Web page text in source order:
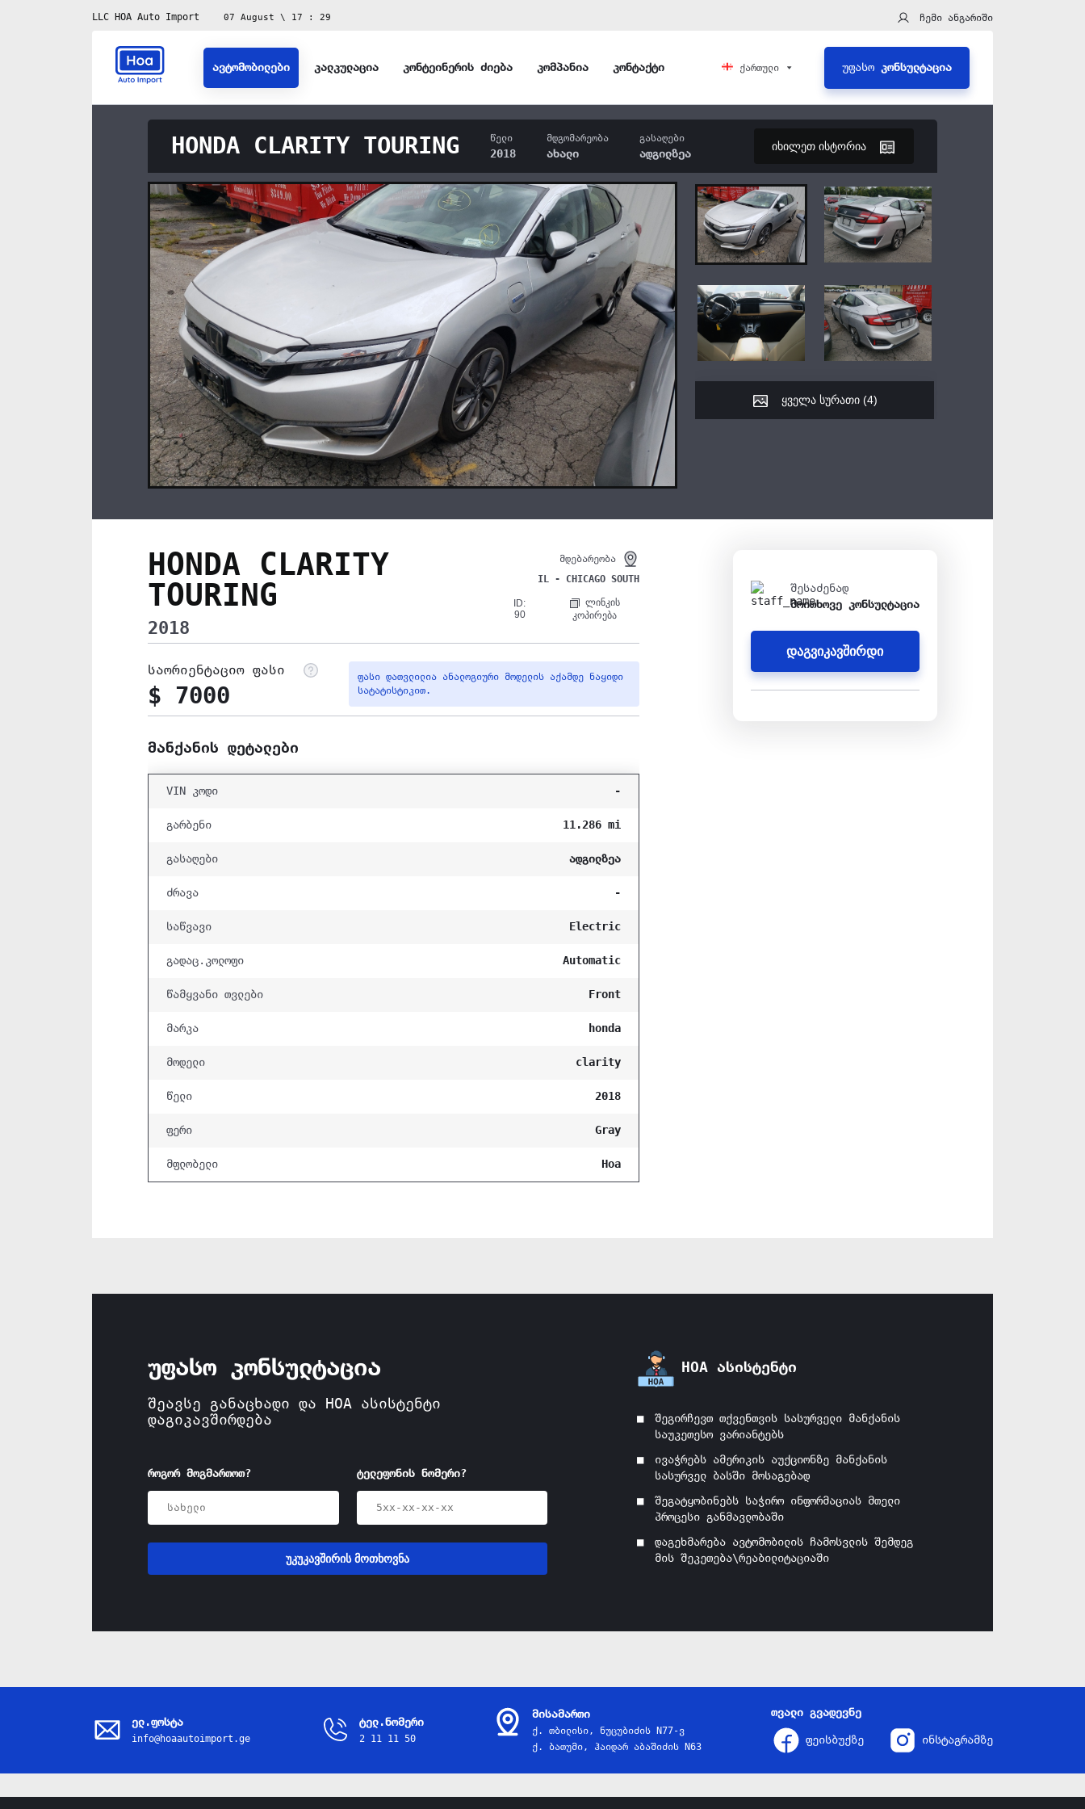
LLC HOA Auto Import 07 August \ 17 : 29 ჩემი ანგარიში
ავტომობილები კალკულაცია კონტეინერის ძიება კომპანია კონტაქტი ქართული უფასო კონსულტაცია
HONDA CLARITY TOURING წელი
2018
მდგომარეობა
ახალი
გასაღები
ადგილზეა იხილეთ ისტორია
ყველა სურათი (4)
HONDA CLARITY
TOURING
2018
მდებარეობა
IL - CHICAGO SOUTH
ID:
90
ლინკის
კოპირება
საორიენტაციო ფასი
$ 7000
ფასი დათვლილია ანალოგიური მოდელის აქამდე ნაყიდი
სატატისტიკით.
მანქანის დეტალები
VIN კოდი -
გარბენი 11.286 mi
გასაღები ადგილზეა
ძრავა -
საწვავი Electric
გადაც.კოლოფი Automatic
წამყვანი თვლები Front
მარკა honda
მოდელი clarity
წელი 2018
ფერი Gray
მფლობელი Hoa
შესაძენად
მოითხოვე კონსულტაცია
დაგვიკავშირდი
უფასო კონსულტაცია
შეავსე განაცხადი და HOA ასისტენტი
დაგიკავშირდება
როგორ მოგმართოთ? ტელეფონის ნომერი?
უკუკავშირის მოთხოვნა
HOA ასისტენტი
შეგირჩევთ თქვენთვის სასურველი მანქანის
საუკეთესო ვარიანტებს
ივაჭრებს ამერიკის აუქციონზე მანქანის
სასურველ ბასში მოსაგებად
შეგატყობინებს საჭირო ინფორმაციას მთელი
პროცესი განმავლობაში
დაგეხმარება ავტომობილის ჩამოსვლის შემდეგ
მის შეკეთება\რეაბილიტაციაში
ელ.ფოსტა
info@hoaautoimport.ge
ტელ.ნომერი
2 11 11 50
მისამართი
ქ. თბილისი, ნუცუბიძის N77-ვ
ქ. ბათუმი, ჰაიდარ აბაშიძის N63
თვალი გვადევნე
ფეისბუქზე ინსტაგრამზე